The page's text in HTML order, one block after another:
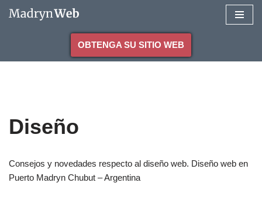
contenido
OBTENGA SU SITIO WEB
Diseño
Consejos y novedades respecto al diseño web. Diseño web en
Puerto Madryn Chubut – Argentina